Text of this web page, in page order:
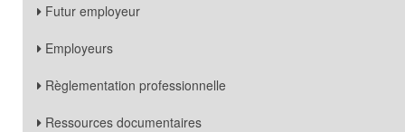
Futur employeur
Employeurs
Règlementation professionnelle
Ressources documentaires